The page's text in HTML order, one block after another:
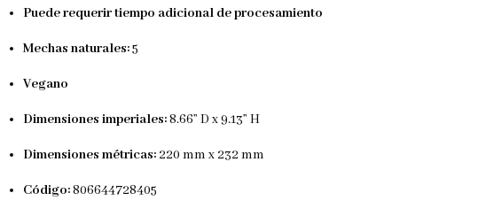
Puede requerir tiempo adicional de procesamiento
Mechas naturales:5
Vegano
Dimensiones imperiales:8.66” D x 9.13” H
Dimensiones métricas: 220 mm x 232 mm
Código:806644728405